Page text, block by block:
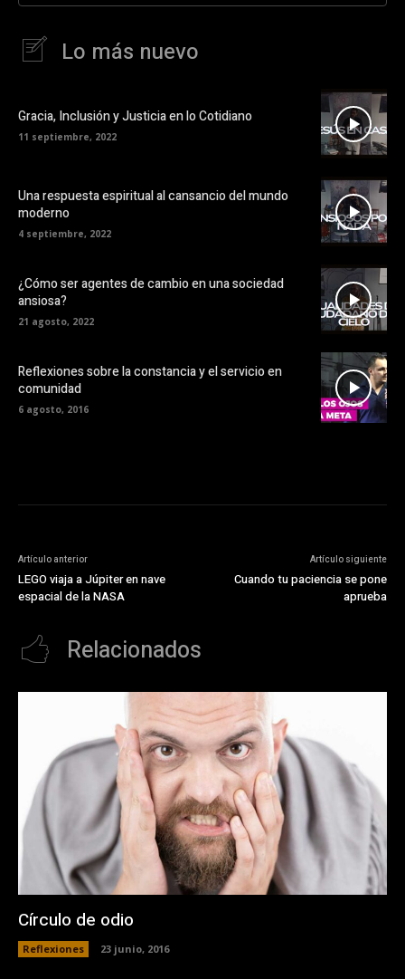
Lo más nuevo
Gracia, Inclusión y Justicia en lo Cotidiano
11 septiembre, 2022
Una respuesta espiritual al cansancio del mundo
moderno
4 septiembre, 2022
¿Cómo ser agentes de cambio en una sociedad
ansiosa?
21 agosto, 2022
Reflexiones sobre la constancia y el servicio en
comunidad
6 agosto, 2016
Artículo anterior
LEGO viaja a Júpiter en nave
espacial de la NASA
Artículo siguiente
Cuando tu paciencia se pone
aprueba
Relacionados
Círculo de odio
Reflexiones 23 junio, 2016